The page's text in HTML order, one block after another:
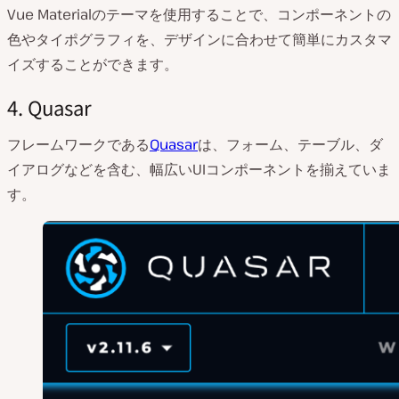
Vue Materialのテーマを使用することで、コンポーネントの
色やタイポグラフィを、デザインに合わせて簡単にカスタマ
イズすることができます。
4. Quasar
フレームワークであるQuasarは、フォーム、テーブル、ダ
イアログなどを含む、幅広いUIコンポーネントを揃えていま
す。